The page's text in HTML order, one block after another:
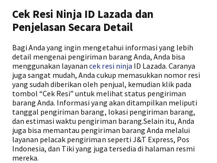
Cek Resi Ninja ID Lazada dan
Penjelasan Secara Detail
Bagi Anda yang ingin mengetahui informasi yang lebih
detail mengenai pengiriman barang Anda, Anda bisa
menggunakan layanancek resi ninja ID Lazada. Caranya
juga sangat mudah, Anda cukup memasukkan nomor resi
yang sudah diberikan oleh penjual, kemudian klik pada
tombol “Cek Resi” untuk melihat status pengiriman
barang Anda. Informasi yang akan ditampilkan meliputi
tanggal pengiriman barang, lokasi pengiriman barang,
dan estimasi waktu pengiriman barang.Selain itu, Anda
juga bisa memantau pengiriman barang Anda melalui
layanan pelacak pengiriman seperti J&T Express, Pos
Indonesia, dan Tiki yang juga tersedia di halaman resmi
mereka.